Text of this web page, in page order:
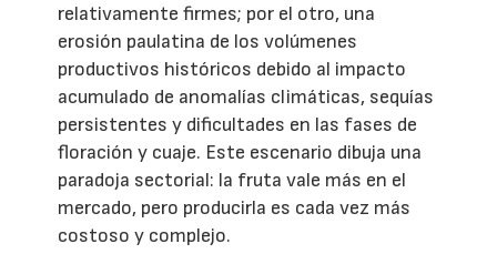
relativamente firmes; por el otro, una
erosión paulatina de los volúmenes
productivos históricos debido al impacto
acumulado de anomalías climáticas, sequías
persistentes y dificultades en las fases de
floración y cuaje. Este escenario dibuja una
paradoja sectorial: la fruta vale más en el
mercado, pero producirla es cada vez más
costoso y complejo.